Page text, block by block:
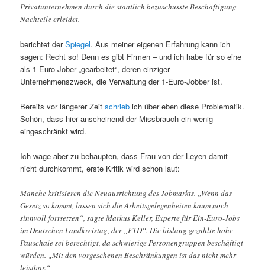
Privatunternehmen durch die staatlich bezuschusste Beschäftigung
Nachteile erleidet.
berichtet derSpiegel. Aus meiner eigenen Erfahrung kann ich
sagen: Recht so! Denn es gibt Firmen – und ich habe für so eine
als 1-Euro-Jober „gearbeitet“, deren einziger
Unternehmenszweck, die Verwaltung der 1-Euro-Jobber ist.
Bereits vor längerer Zeitschrieb ich über eben diese Problematik.
Schön, dass hier anscheinend der Missbrauch ein wenig
eingeschränkt wird.
Ich wage aber zu behaupten, dass Frau von der Leyen damit
nicht durchkommt, erste Kritik wird schon laut:
Manche kritisieren die Neuausrichtung des Jobmarkts. „Wenn das
Gesetz so kommt, lassen sich die Arbeitsgelegenheiten kaum noch
sinnvoll fortsetzen“, sagte Markus Keller, Experte für Ein-Euro-Jobs
im Deutschen Landkreistag, der „FTD“. Die bislang gezahlte hohe
Pauschale sei berechtigt, da schwierige Personengruppen beschäftigt
würden. „Mit den vorgesehenen Beschränkungen ist das nicht mehr
leistbar.“